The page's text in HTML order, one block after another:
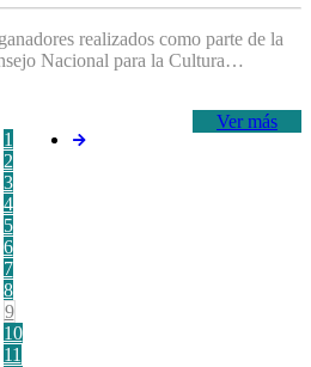
realizados como parte de la
Nacional para la Cultura…
Ver más
1
2
3
4
5
6
7
8
9
10
11